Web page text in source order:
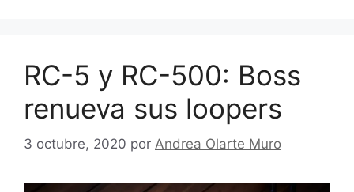
RC-5 y RC-500: Boss
renueva sus loopers
3 octubre, 2020 por Andrea Olarte Muro